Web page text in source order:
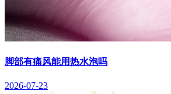
脚部有痛风能用热水泡吗
2026-07-23